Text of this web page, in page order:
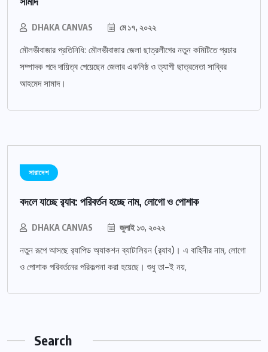
DHAKA CANVAS মে ১৭, ২০২২
মৌলভীবাজার প্রতিনিধি: মৌলভীবাজার জেলা ছাত্রলীগের নতুন কমিটিতে প্রচার
সম্পাদক পদে দায়িত্ব পেয়েছেন জেলার একনিষ্ঠ ও ত্যাগী ছাত্রনেতা সাব্বির
আহমেদ সামাদ।
সারাদেশ
বদলে যাচ্ছে র‌্যাব: পরিবর্তন হচ্ছে নাম, লোগো ও পোশাক
DHAKA CANVAS জুলাই ১৩, ২০২২
নতুন রূপে আসছে র‌্যাপিড অ্যাকশন ব্যাটালিয়ন (র‌্যাব)। এ বাহিনীর নাম, লোগো
ও পোশাক পরিবর্তনের পরিকল্পনা করা হয়েছে। শুধু তা-ই নয়,
Search